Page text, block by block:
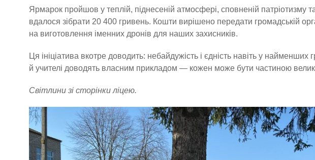
Ярмарок пройшов у теплій, піднесеній атмосфері, сповненій патріотизму
вдалося зібрати 20 400 гривень. Кошти вирішено передати громадській
на виготовлення іменних дронів для наших захисників.
Ця ініціатива вкотре доводить: небайдужість і єдність навіть у найменших
й учителі доводять власним прикладом — кожен може бути частиною
Світлини зі сторінки ліцею.